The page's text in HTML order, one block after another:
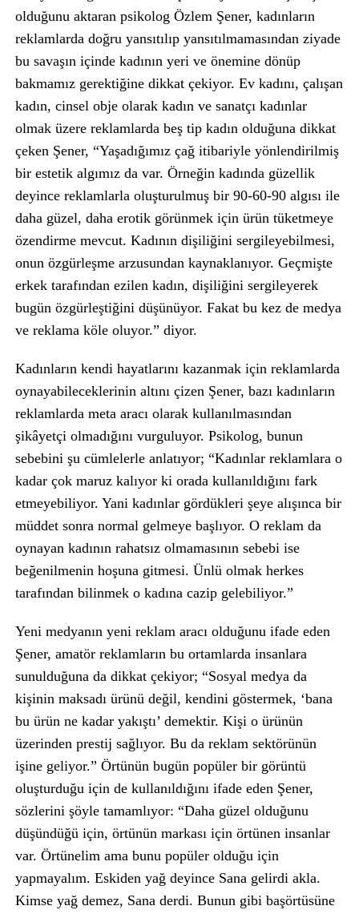
olduğunu aktaran psikolog Özlem Şener, kadınların
reklamlarda doğru yansıtılıp yansıtılmamasından ziyade
bu savaşın içinde kadının yeri ve önemine dönüp
bakmamız gerektiğine dikkat çekiyor. Ev kadını, çalışan
kadın, cinsel obje olarak kadın ve sanatçı kadınlar
olmak üzere reklamlarda beş tip kadın olduğuna dikkat
çeken Şener, “Yaşadığımız çağ itibariyle yönlendirilmiş
bir estetik algımız da var. Örneğin kadında güzellik
deyince reklamlarla oluşturulmuş bir 90-60-90 algısı ile
daha güzel, daha erotik görünmek için ürün tüketmeye
özendirme mevcut. Kadının dişiliğini sergileyebilmesi,
onun özgürleşme arzusundan kaynaklanıyor. Geçmişte
erkek tarafından ezilen kadın, dişiliğini sergileyerek
bugün özgürleştiğini düşünüyor. Fakat bu kez de medya
ve reklama köle oluyor.” diyor.
Kadınların kendi hayatlarını kazanmak için reklamlarda
oynayabileceklerinin altını çizen Şener, bazı kadınların
reklamlarda meta aracı olarak kullanılmasından
şikâyetçi olmadığını vurguluyor. Psikolog, bunun
sebebini şu cümlelerle anlatıyor; “Kadınlar reklamlara o
kadar çok maruz kalıyor ki orada kullanıldığını fark
etmeyebiliyor. Yani kadınlar gördükleri şeye alışınca bir
müddet sonra normal gelmeye başlıyor. O reklam da
oynayan kadının rahatsız olmamasının sebebi ise
beğenilmenin hoşuna gitmesi. Ünlü olmak herkes
tarafından bilinmek o kadına cazip gelebiliyor.”
Yeni medyanın yeni reklam aracı olduğunu ifade eden
Şener, amatör reklamların bu ortamlarda insanlara
sunulduğuna da dikkat çekiyor; “Sosyal medya da
kişinin maksadı ürünü değil, kendini göstermek, ‘bana
bu ürün ne kadar yakıştı’ demektir. Kişi o ürünün
üzerinden prestij sağlıyor. Bu da reklam sektörünün
işine geliyor.” Örtünün bugün popüler bir görüntü
oluşturduğu için de kullanıldığını ifade eden Şener,
sözlerini şöyle tamamlıyor: “Daha güzel olduğunu
düşündüğü için, örtünün markası için örtünen insanlar
var. Örtünelim ama bunu popüler olduğu için
yapmayalım. Eskiden yağ deyince Sana gelirdi akla.
Kimse yağ demez, Sana derdi. Bunun gibi başörtüsüne